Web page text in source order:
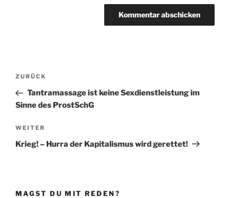
Beitragsnavigation
Vorheriger
Beitrag
ZURÜCK
Tantramassage ist keine Sexdienstleistung im
Sinne des ProstSchG
Nächster
Beitrag
WEITER
Krieg! – Hurra der Kapitalismus wird gerettet!
MAGST DU MIT REDEN?